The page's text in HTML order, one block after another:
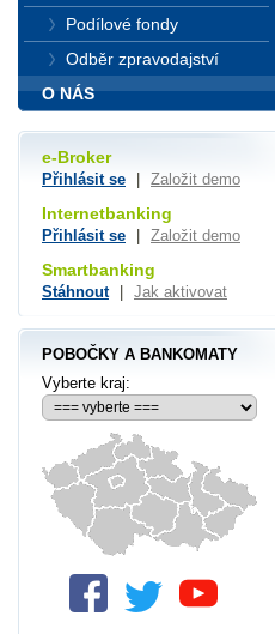
Podílové fondy
Odběr zpravodajství
O NÁS
e-Broker
Přihlásit se Založit demo
Internetbanking
Přihlásit se Založit demo
Smartbanking
Stáhnout Jak aktivovat
POBOČKY A BANKOMATY
Vyberte kraj: